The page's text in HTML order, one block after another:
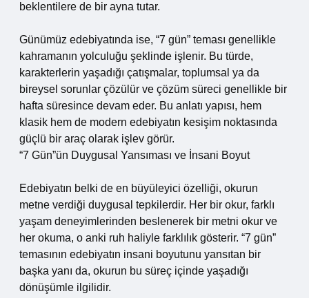
beklentilere de bir ayna tutar.
Günümüz edebiyatında ise, “7 gün” teması genellikle
kahramanın yolculuğu şeklinde işlenir. Bu türde,
karakterlerin yaşadığı çatışmalar, toplumsal ya da
bireysel sorunlar çözülür ve çözüm süreci genellikle bir
hafta süresince devam eder. Bu anlatı yapısı, hem
klasik hem de modern edebiyatın kesişim noktasında
güçlü bir araç olarak işlev görür.
“7 Gün”ün Duygusal Yansıması ve İnsani Boyut
Edebiyatın belki de en büyüleyici özelliği, okurun
metne verdiği duygusal tepkilerdir. Her bir okur, farklı
yaşam deneyimlerinden beslenerek bir metni okur ve
her okuma, o anki ruh haliyle farklılık gösterir. “7 gün”
temasının edebiyatın insani boyutunu yansıtan bir
başka yanı da, okurun bu süreç içinde yaşadığı
dönüşümle ilgilidir.